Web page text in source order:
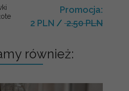
Promocja:
2 PLN / 2.50 PLN
również: